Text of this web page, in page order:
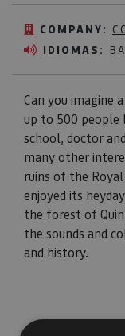
COMPANY:
IDIOMAS:
Can you imagine
up to 500 people
school, doctor
many other
ruins of the
enjoyed its
the forest of
the sounds and
and history.